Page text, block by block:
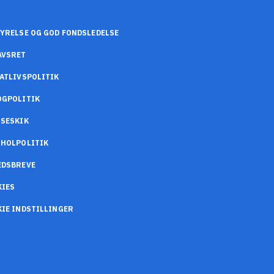
OG GOD FONDSLEDELSE
INDSTILLINGER